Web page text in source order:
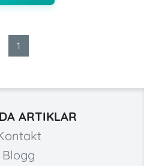
1
ARTIKLAR
Blogg